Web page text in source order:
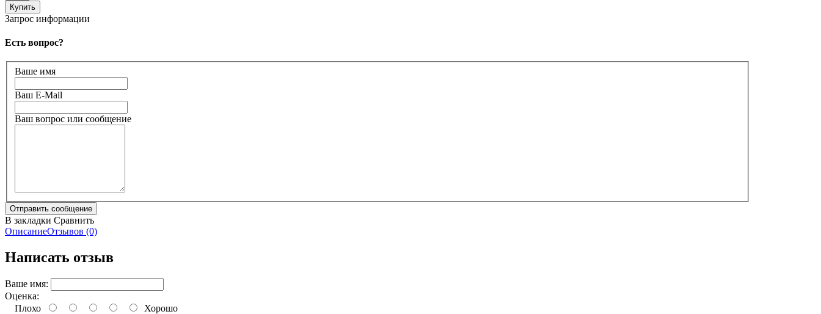
Запрос информации
Есть вопрос?
Ваше имя
Ваш E-Mail
Ваш вопрос или сообщение
В закладки Сравнить
ОписаниеОтзывов (0)
Написать отзыв
Ваше имя:
Оценка:
Плохо
Хорошо